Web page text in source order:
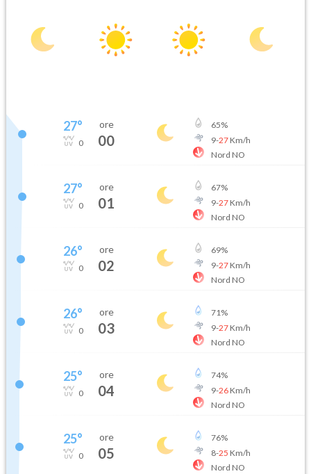
27°
0
ore
00
65%
9-27Km/h
Nord NO
27°
0
ore
01
67%
9-27Km/h
Nord NO
26°
0
ore
02
69%
9-27Km/h
Nord NO
26°
0
ore
03
71%
9-27Km/h
Nord NO
25°
0
ore
04
74%
9-26Km/h
Nord NO
25°
0
ore
05
76%
8-25 Km/h
Nord NO